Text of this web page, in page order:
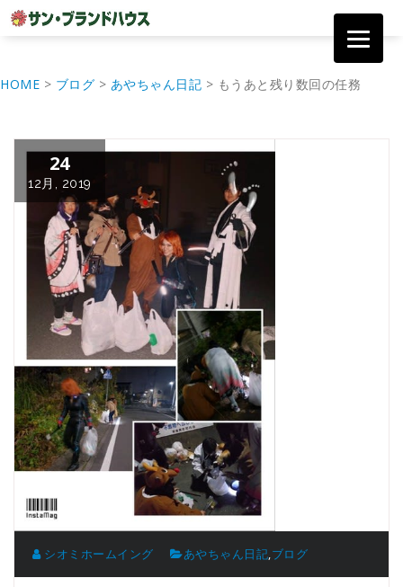
テ
HOME > ブログ > あやちゃん日記 > もうあと残り数回の任務
24
12月, 2019
シオミホームイング あやちゃん日記,ブログ